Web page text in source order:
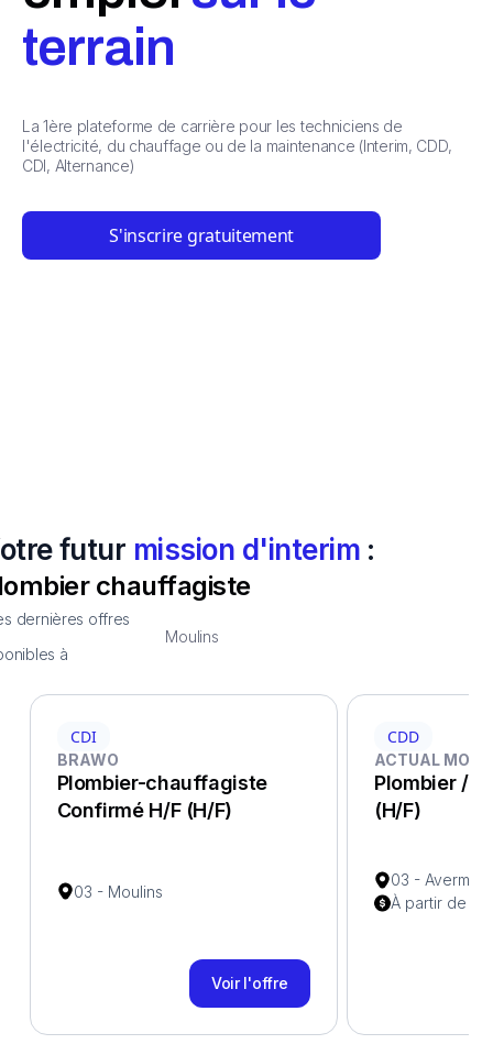
terrain
La 1ère plateforme de carrière pour les techniciens de
l'électricité, du chauffage ou de la maintenance (Interim, CDD,
CDI, Alternance)
S'inscrire gratuitement
futur mission d'interim :
chauffagiste
dernières offres
à
Moulins
CDI
BRAWO
Plombier-chauffagiste
Confirmé H/F (H/F)
03 - Moulins
Voir l'offre
CDD
ACTUAL
Plombier /
(H/F)
03 - Avermes
À partir de